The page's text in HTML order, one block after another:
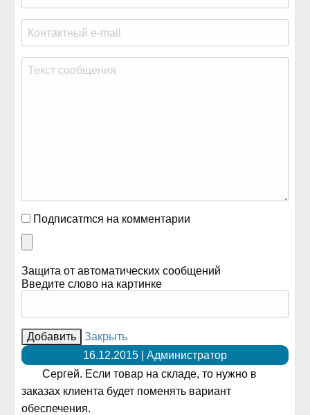
Подписатmся на комментарии
Защита от автоматических сообщений
Введите слово на картинке
Закрыть
16.12.2015 | Администратор
Сергей. Если товар на складе, то нужно в
заказах клиента будет поменять вариант
обеспечения.